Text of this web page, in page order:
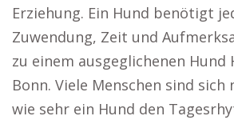
Erziehung. Ein Hund benötigt
Zuwendung, Zeit und
zu einem ausgeglichenen Hund
Bonn. Viele Menschen sind
wie sehr ein Hund den